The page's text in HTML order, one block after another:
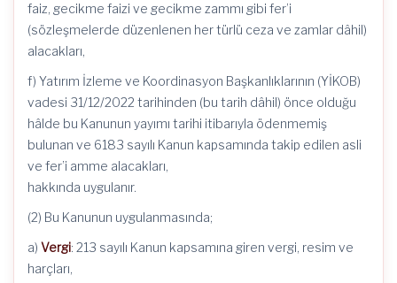
faiz, gecikme faizi ve gecikme zammı gibi fer’i
(sözleşmelerde düzenlenen her türlü ceza ve zamlar dâhil)
alacakları,
f) Yatırım İzleme ve Koordinasyon Başkanlıklarının (YİKOB)
vadesi 31/12/2022 tarihinden (bu tarih dâhil) önce olduğu
hâlde bu Kanunun yayımı tarihi itibarıyla ödenmemiş
bulunan ve 6183 sayılı Kanun kapsamında takip edilen asli
ve fer’i amme alacakları,
hakkında uygulanır.
(2) Bu Kanunun uygulanmasında;
a) Vergi: 213 sayılı Kanun kapsamına giren vergi, resim ve
harçları,